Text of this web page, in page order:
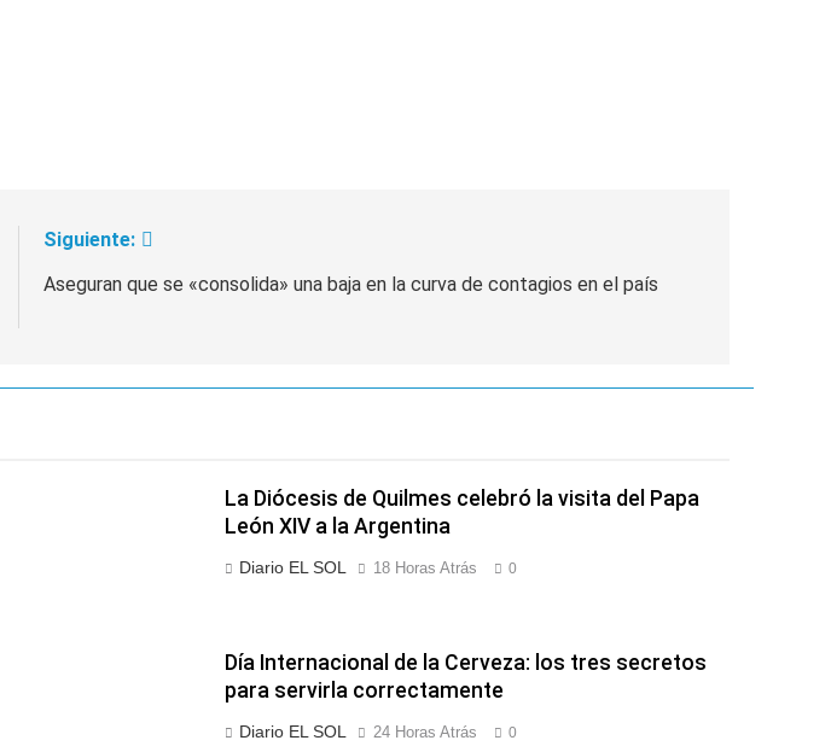
Siguiente:
Aseguran que se «consolida» una baja en la curva de contagios en el país
La Diócesis de Quilmes celebró la visita del Papa
León XIV a la Argentina
Diario EL SOL 18 Horas Atrás 0
Día Internacional de la Cerveza: los tres secretos
para servirla correctamente
Diario EL SOL 24 Horas Atrás 0